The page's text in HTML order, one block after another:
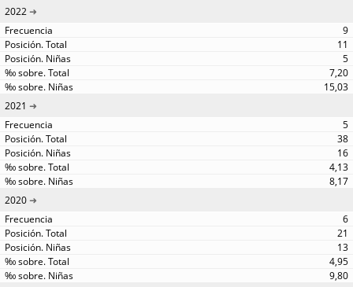
2022
9
11
5
7,20
15,03
2021
5
38
16
4,13
8,17
2020
6
21
13
4,95
9,80